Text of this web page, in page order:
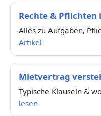
Rechte &
Alles zu Aufgaben,
Artikel
Mietvertrag
Typische Klauseln &
lesen